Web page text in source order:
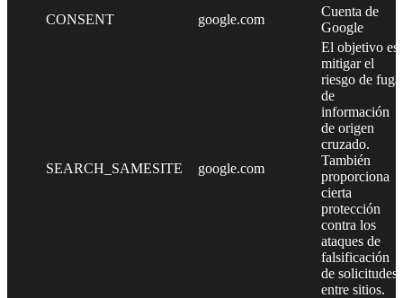
CONSENT
google.com
Cuenta de
Google
SEARCH_SAMESITE google.com
El objetivo es
mitigar el
riesgo de fuga
de
información
de origen
cruzado.
También
proporciona
cierta
protección
contra los
ataques de
falsificación
de solicitudes
entre sitios.